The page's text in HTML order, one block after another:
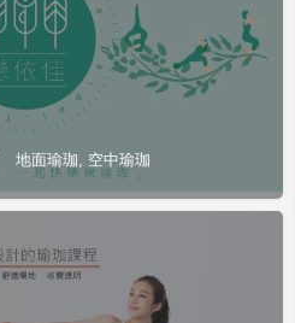
地面瑜珈, 空中瑜珈